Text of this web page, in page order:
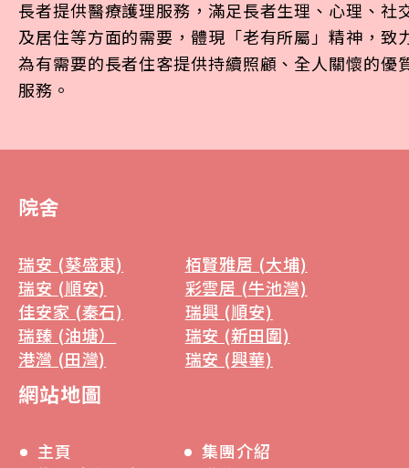
長者提供醫療護理服務，滿足長者生理、心理、社
及居住等方面的需要，體現「老有所屬」精神，致
為有需要的長者住客提供持續照顧、全人關懷的優
服務。
院舍
瑞安 (葵盛東)
栢賢雅居 (大埔)
瑞安 (順安)
彩雲居 (牛池灣)
佳安家 (秦石)
瑞興 (順安)
瑞臻 (油塘）
瑞安 (新田圍)
港灣 (田灣)
瑞安 (興華)
網站地圖
主頁
集團介紹